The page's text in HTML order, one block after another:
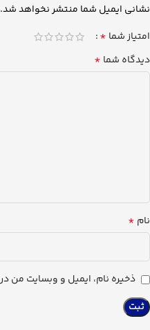
نشانی ایمیل شما منتشر نخواهد شد.
امتیاز شما *
دیدگاه شما *
نام *
ذخیره نام، ایمیل و وبسایت من